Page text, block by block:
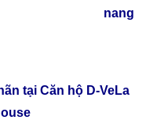
nang
tại Căn hộ D-VeLa